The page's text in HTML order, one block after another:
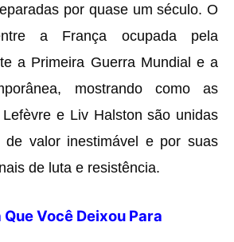
por quase um século. O
a França ocupada pela
a Primeira Guerra Mundial e a
mostrando como as
e Liv Halston são unidas
de valor inestimável e por suas
de luta e resistência.